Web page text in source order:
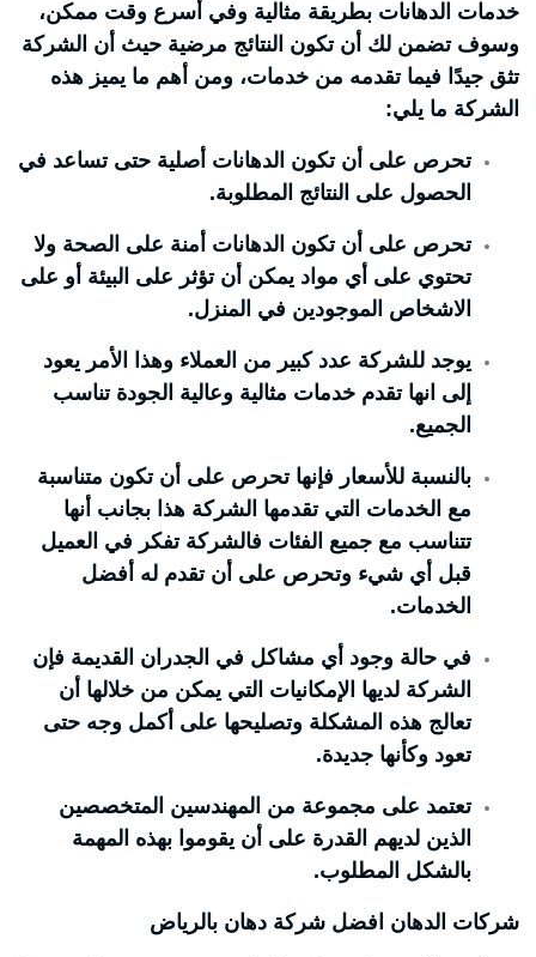
خدمات الدهانات بطريقة مثالية وفي أسرع وقت ممكن،
وسوف تضمن لك أن تكون النتائج مرضية حيث أن الشركة
تثق جيدًا فيما تقدمه من خدمات، ومن أهم ما يميز هذه
الشركة ما يلي:
تحرص على أن تكون الدهانات أصلية حتى تساعد في
الحصول على النتائج المطلوبة.
تحرص على أن تكون الدهانات أمنة على الصحة ولا
تحتوي على أي مواد يمكن أن تؤثر على البيئة أو على
الاشخاص الموجودين في المنزل.
يوجد للشركة عدد كبير من العملاء وهذا الأمر يعود
إلى انها تقدم خدمات مثالية وعالية الجودة تناسب
الجميع.
بالنسبة للأسعار فإنها تحرص على أن تكون متناسبة
مع الخدمات التي تقدمها الشركة هذا بجانب أنها
تتناسب مع جميع الفئات فالشركة تفكر في العميل
قبل أي شيء وتحرص على أن تقدم له أفضل
الخدمات.
في حالة وجود أي مشاكل في الجدران القديمة فإن
الشركة لديها الإمكانيات التي يمكن من خلالها أن
تعالج هذه المشكلة وتصليحها على أكمل وجه حتى
تعود وكأنها جديدة.
تعتمد على مجموعة من المهندسين المتخصصين
الذين لديهم القدرة على أن يقوموا بهذه المهمة
بالشكل المطلوب.
شركات الدهان افضل شركة دهان بالرياض